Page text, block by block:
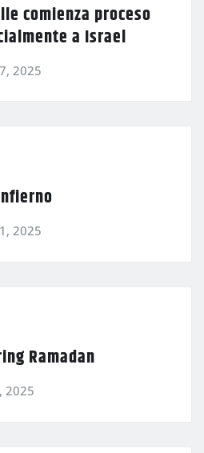
comienza proceso
a Israel
2025
2025
Ramadan
2025